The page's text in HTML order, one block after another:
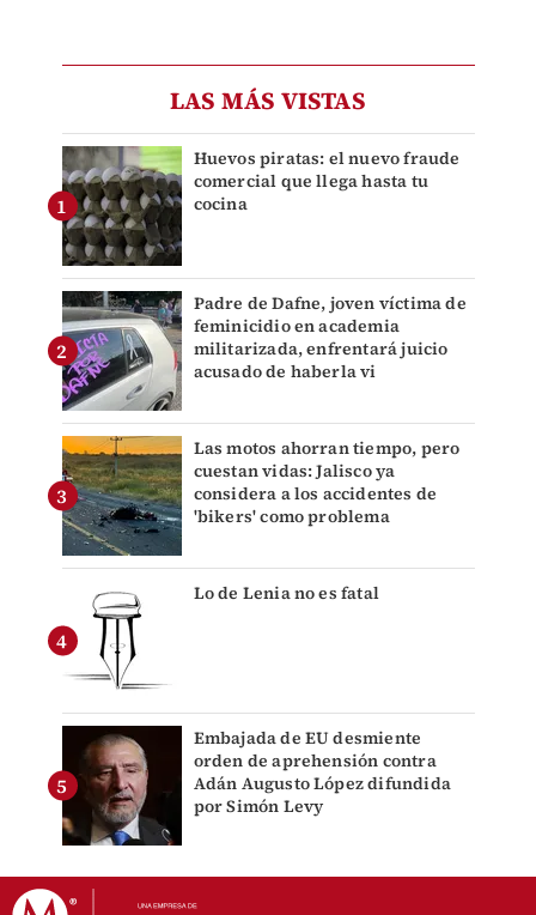
LAS MÁS VISTAS
Huevos piratas: el nuevo fraude
comercial que llega hasta tu
cocina
Padre de Dafne, joven víctima de
feminicidio en academia
militarizada, enfrentará juicio
acusado de haberla vi
Las motos ahorran tiempo, pero
cuestan vidas: Jalisco ya
considera a los accidentes de
'bikers' como problema
Lo de Lenia no es fatal
Embajada de EU desmiente
orden de aprehensión contra
Adán Augusto López difundida
por Simón Levy